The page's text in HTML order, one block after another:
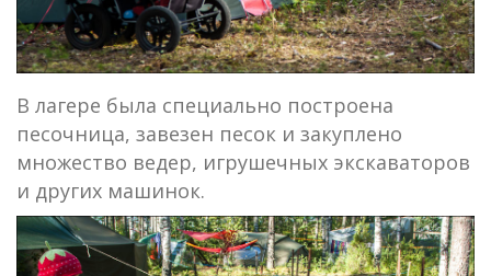
В лагере была специально построена
песочница, завезен песок и закуплено
множество ведер, игрушечных экскаваторов
и других машинок.